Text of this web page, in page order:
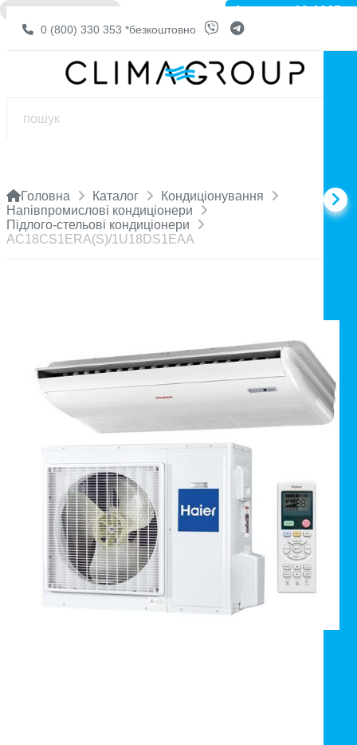
0 (800) 330 353 *безкоштовно
Головна Каталог
Кондиціонування
Напівпромислові кондиціонери
Підлого-стельові кондиціонери
AC18CS1ERA(S)/1U18DS1EAA
Артикул: 10-1065
❌ НЕМА В НАЯВНОСТІ